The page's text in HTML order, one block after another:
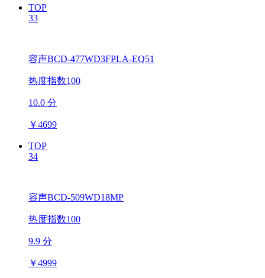
TOP
33
容声BCD-477WD3FPLA-EQ51
热度指数100
10.0 分
￥4699
TOP
34
容声BCD-509WD18MP
热度指数100
9.9 分
￥4999